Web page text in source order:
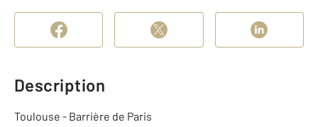
Description
Toulouse - Barrière de Paris